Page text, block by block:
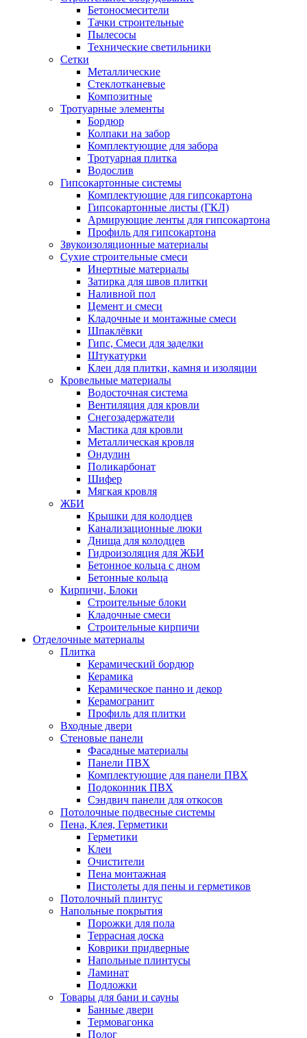
Бетоносмесители
Тачки строительные
Пылесосы
Технические светильники
Сетки
Металлические
Стеклотканевые
Композитные
Тротуарные элементы
Бордюр
Колпаки на забор
Комплектующие для забора
Тротуарная плитка
Водослив
Гипсокартонные системы
Комплектующие для гипсокартона
Гипсокартонные листы (ГКЛ)
Армирующие ленты для гипсокартона
Профиль для гипсокартона
Звукоизоляционные материалы
Сухие строительные смеси
Инертные материалы
Затирка для швов плитки
Наливной пол
Цемент и смеси
Кладочные и монтажные смеси
Шпаклёвки
Гипс, Смеси для заделки
Штукатурки
Клеи для плитки, камня и изоляции
Кровельные материалы
Водосточная система
Вентиляция для кровли
Снегозадержатели
Мастика для кровли
Металлическая кровля
Ондулин
Поликарбонат
Шифер
Мягкая кровля
ЖБИ
Крышки для колодцев
Канализационные люки
Днища для колодцев
Гидроизоляция для ЖБИ
Бетонное кольца с дном
Бетонные кольца
Кирпичи, Блоки
Строительные блоки
Кладочные смеси
Строительные кирпичи
Отделочные материалы
Плитка
Керамический бордюр
Керамика
Керамическое панно и декор
Керамогранит
Профиль для плитки
Входные двери
Стеновые панели
Фасадные материалы
Панели ПВХ
Комплектующие для панели ПВХ
Подоконник ПВХ
Сэндвич панели для откосов
Потолочные подвесные системы
Пена, Клея, Герметики
Герметики
Клеи
Очистители
Пена монтажная
Пистолеты для пены и герметиков
Потолочный плинтус
Напольные покрытия
Порожки для пола
Террасная доска
Коврики придверные
Напольные плинтусы
Ламинат
Подложки
Товары для бани и сауны
Банные двери
Термовагонка
Полог